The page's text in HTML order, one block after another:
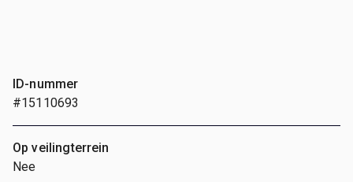
ID-nummer
#15110693
Op veilingterrein
Nee